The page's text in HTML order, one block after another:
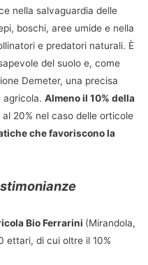
nella salvaguardia delle
boschi, aree umide e nella
e predatori naturali. È
del suolo e, come
Demeter, una precisa
agricola. Almeno il 10% della
al 20% nel caso delle orticole
che favoriscono la
Bio Ferrarini (Mirandola,
ettari, di cui oltre il 10%